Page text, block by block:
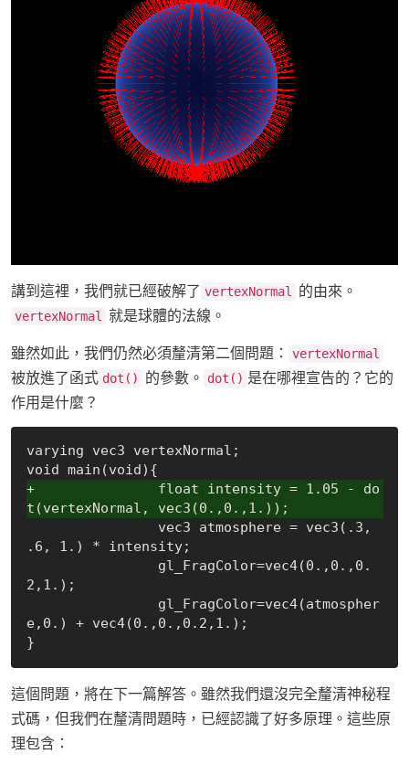
講到這裡，我們就已經破解了 vertexNormal 的由來。
vertexNormal 就是球體的法線。
雖然如此，我們仍然必須釐清第二個問題： vertexNormal
被放進了函式 dot() 的參數。 dot() 是在哪裡宣告的？它的
作用是什麼？
varying vec3 vertexNormal;
+		float intensity = 1.05 - do
t(vertexNormal, vec3(0.,0.,1.));
.6, 1.) * intensity;
2,1.);
e,0.) + vec4(0.,0.,0.2,1.);
這個問題，將在下一篇解答。雖然我們還沒完全釐清神秘程
式碼，但我們在釐清問題時，已經認識了好多原理。這些原
理包含：